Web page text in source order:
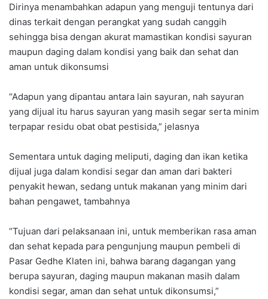
Dirinya menambahkan adapun yang menguji tentunya dari
dinas terkait dengan perangkat yang sudah canggih
sehingga bisa dengan akurat mamastikan kondisi sayuran
maupun daging dalam kondisi yang baik dan sehat dan
aman untuk dikonsumsi
“Adapun yang dipantau antara lain sayuran, nah sayuran
yang dijual itu harus sayuran yang masih segar serta minim
terpapar residu obat obat pestisida,” jelasnya
Sementara untuk daging meliputi, daging dan ikan ketika
dijual juga dalam kondisi segar dan aman dari bakteri
penyakit hewan, sedang untuk makanan yang minim dari
bahan pengawet, tambahnya
“Tujuan dari pelaksanaan ini, untuk memberikan rasa aman
dan sehat kepada para pengunjung maupun pembeli di
Pasar Gedhe Klaten ini, bahwa barang dagangan yang
berupa sayuran, daging maupun makanan masih dalam
kondisi segar, aman dan sehat untuk dikonsumsi,”